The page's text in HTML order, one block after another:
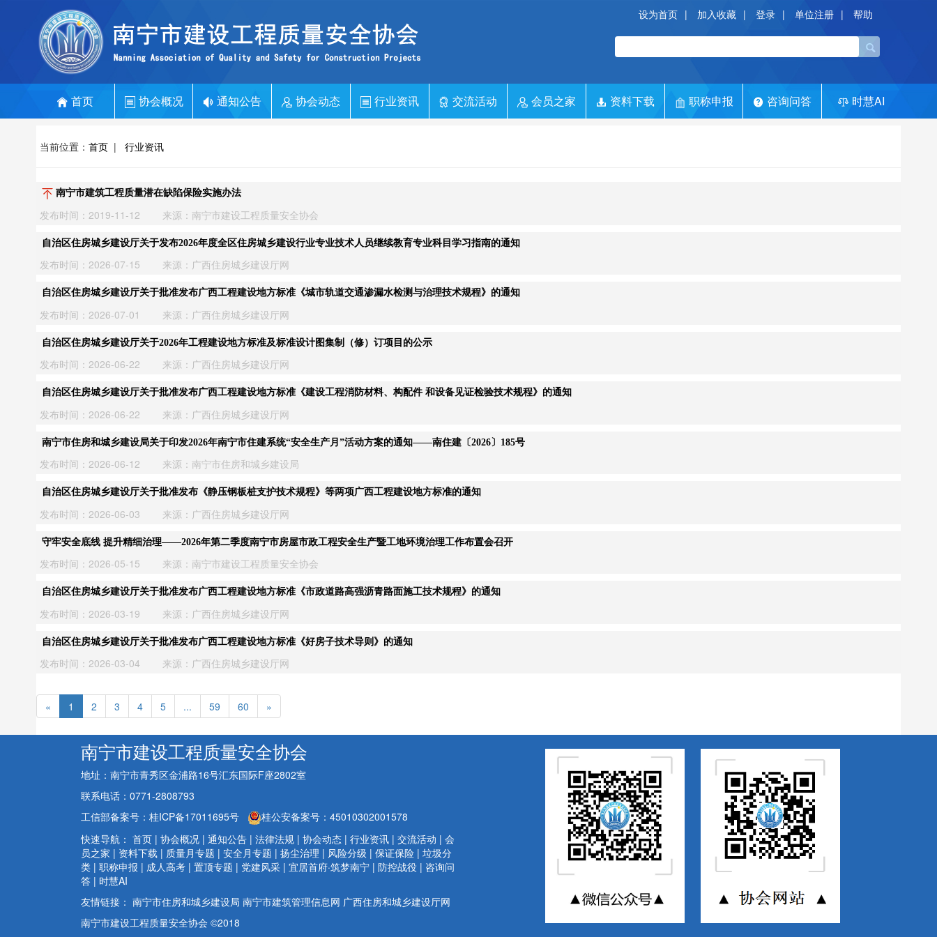
设为首页 | 加入收藏 | 登录 | 单位注册 | 帮助
首页 协会概况 通知公告 协会动态 行业资讯 交流活动 会员之家 资料下载 职称申报 咨询问答 时慧AI
当前位置： 首页 | 行业资讯
南宁市建筑工程质量潜在缺陷保险实施办法
发布时间：2019-11-12 来源：南宁市建设工程质量安全协会
自治区住房城乡建设厅关于发布2026年度全区住房城乡建设行业专业技术人员继续教育专业科目学习指南的通知
发布时间：2026-07-15 来源：广西住房城乡建设厅网
自治区住房城乡建设厅关于批准发布广西工程建设地方标准《城市轨道交通渗漏水检测与治理技术规程》的通知
发布时间：2026-07-01 来源：广西住房城乡建设厅网
自治区住房城乡建设厅关于2026年工程建设地方标准及标准设计图集制（修）订项目的公示
发布时间：2026-06-22 来源：广西住房城乡建设厅网
自治区住房城乡建设厅关于批准发布广西工程建设地方标准《建设工程消防材料、构配件 和设备见证检验技术规程》的通知
发布时间：2026-06-22 来源：广西住房城乡建设厅网
南宁市住房和城乡建设局关于印发2026年南宁市住建系统“安全生产月”活动方案的通知——南住建〔2026〕185号
发布时间：2026-06-12 来源：南宁市住房和城乡建设局
自治区住房城乡建设厅关于批准发布《静压钢板桩支护技术规程》等两项广西工程建设地方标准的通知
发布时间：2026-06-03 来源：广西住房城乡建设厅网
守牢安全底线 提升精细治理——2026年第二季度南宁市房屋市政工程安全生产暨工地环境治理工作布置会召开
发布时间：2026-05-15 来源：南宁市建设工程质量安全协会
自治区住房城乡建设厅关于批准发布广西工程建设地方标准《市政道路高强沥青路面施工技术规程》的通知
发布时间：2026-03-19 来源：广西住房城乡建设厅网
自治区住房城乡建设厅关于批准发布广西工程建设地方标准《好房子技术导则》的通知
发布时间：2026-03-04 来源：广西住房城乡建设厅网
« 1 2 3 4 5 ... 59 60 »
南宁市建设工程质量安全协会
地址：南宁市青秀区金浦路16号汇东国际F座2802室
联系电话：0771-2808793
工信部备案号：桂ICP备17011695号
桂公安备案号：45010302001578
快速导航： 首页 | 协会概况 | 通知公告 | 法律法规 | 协会动态 | 行业资讯 | 交流活动 | 会
员之家 | 资料下载 | 质量月专题 | 安全月专题 | 扬尘治理 | 风险分级 | 保证保险 | 垃圾分
类 | 职称申报 | 成人高考 | 置顶专题 | 党建风采 | 宜居首府·筑梦南宁 | 防控战役 | 咨询问
答 | 时慧AI
友情链接： 南宁市住房和城乡建设局 南宁市建筑管理信息网 广西住房和城乡建设厅网
南宁市建设工程质量安全协会 ©2018